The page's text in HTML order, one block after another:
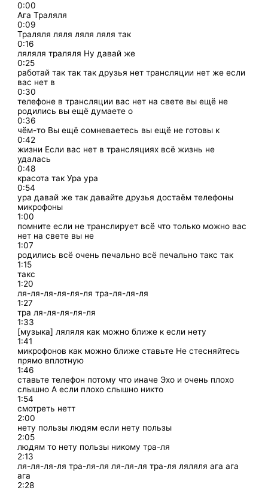
0:00
Ага Траляля
0:09
Траляля ляля ляля ляля так
0:16
ляляля траляля Ну давай же
0:25
работай так так так друзья нет трансляции нет же если
вас нет в
0:30
телефоне в трансляции вас нет на свете вы ещё не
родились вы ещё думаете о
0:36
чём-то Вы ещё сомневаетесь вы ещё не готовы к
0:42
жизни Если вас нет в трансляциях всё жизнь не
удалась
0:48
красота так Ура ура
0:54
ура давай же так давайте друзья достаём телефоны
микрофоны
1:00
помните если не транслирует всё что только можно вас
нет на свете вы не
1:07
родились всё очень печально всё печально такс так
1:15
такс
1:20
ля-ля-ля-ля-ля-ля тра-ля-ля-ля
1:27
тра ля-ля-ля-ля-ля
1:33
[музыка] ляляля как можно ближе к если нету
1:41
микрофонов как можно ближе ставьте Не стесняйтесь
прямо вплотную
1:46
ставьте телефон потому что иначе Эхо и очень плохо
слышно А если плохо слышно никто
1:54
смотреть нетт
2:00
нету пользы людям если нету пользы
2:05
людям то нету пользы никому тра-ля
2:13
ля-ля-ля-ля тра-ля-ля ля-ля-ля тра-ля ляляля ага ага
ага
2:28